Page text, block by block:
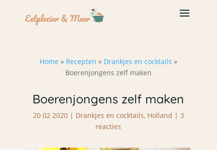
Home » Recepten » Drankjes en cocktails »
Boerenjongens zelf maken
Boerenjongens zelf maken
20 02 2020| Drankjes en cocktails, Holland | 3
reacties